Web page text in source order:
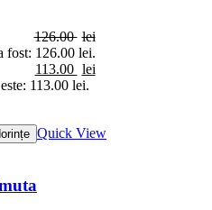
126.00 lei
fost: 126.00 lei.
113.00 lei
113.00 lei.
Quick View